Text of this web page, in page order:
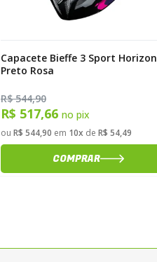
Capacete Bieffe 3 Sport Horizon
Preto Rosa
R$ 544,90
R$ 517,66 no pix
ou R$ 544,90 em 10xde R$ 54,49
COMPRAR